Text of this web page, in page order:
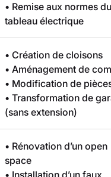
• Remise aux normes du
tableau électrique
• Création de cloisons
• Aménagement de
• Modification de
• Transformation de
(sans extension)
• Rénovation d’un open
space
• Installation d’un faux